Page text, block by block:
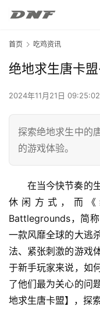
首页 吃鸡资讯
绝地求生唐卡
2024年11月21日 09:25:02
探索绝地求生中的
的游戏体验。
在当今快节奏的
休闲方式，而《
Battlegrounds，简
一款风靡全球的大逃
法、紧张刺激的游戏
于新手玩家来说，如
了他们最为关心的问
地求生唐卡盟】，探